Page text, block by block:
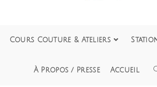
Cours Couture & Ateliers
À Propos / Presse Accueil